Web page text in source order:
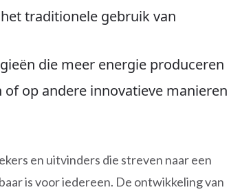
traditionele gebruik van
die meer energie produceren
op andere innovatieve manieren
en uitvinders die streven naar een
is voor iedereen. De ontwikkeling van